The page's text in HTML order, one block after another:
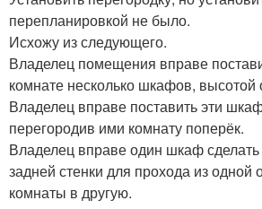
перепланировкой не было.
Исхожу из следующего.
Владелец помещения вправе
комнате несколько шкафов, высотой
Владелец вправе поставить эти
перегородив ими комнату поперёк.
Владелец вправе один шкаф
задней стенки для прохода из одной
комнаты в другую.